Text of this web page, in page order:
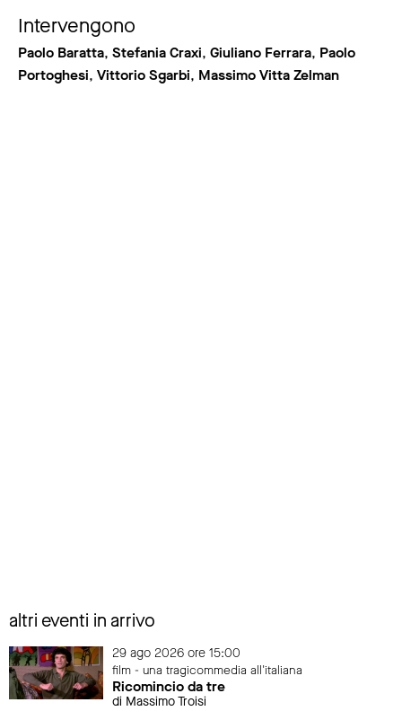
Intervengono
Paolo Baratta, Stefania Craxi, Giuliano Ferrara, Paolo
Portoghesi, Vittorio Sgarbi, Massimo Vitta Zelman
altri eventi in arrivo
29 ago 2026 ore 15:00
film - una tragicommedia all'italiana
Ricomincio da tre
di Massimo Troisi